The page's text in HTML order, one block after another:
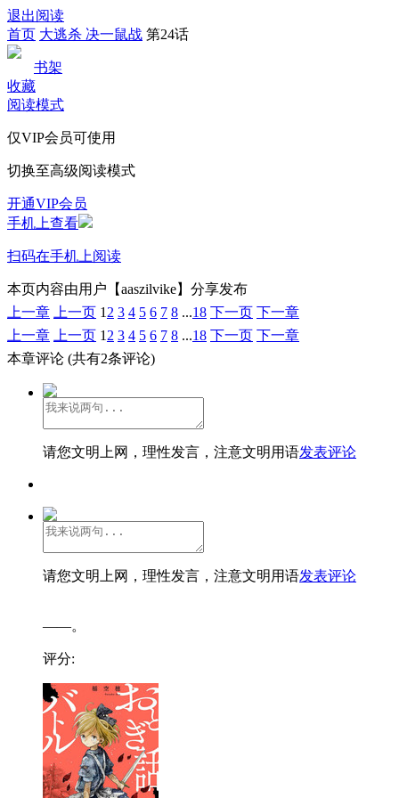
退出阅读
首页 大逃杀 决一鼠战 第24话
书架
收藏
阅读模式
仅VIP会员可使用
切换至高级阅读模式
开通VIP会员
手机上查看
扫码在手机上阅读
本页内容由用户【aaszilvike】分享发布
上一章
上一页 1 2 3 4 5 6 7 8 ...18 下一页 下一章
上一章
上一页 1 2 3 4 5 6 7 8 ...18 下一页 下一章
本章评论 (共有2条评论)
请您文明上网，理性发言，注意文明用语发表评论
请您文明上网，理性发言，注意文明用语发表评论
——。
评分: